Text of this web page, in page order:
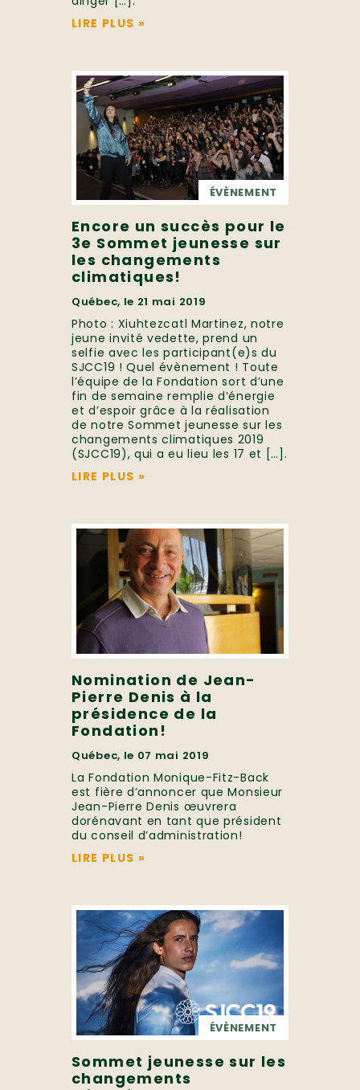
LIRE PLUS »
ÉVÈNEMENT
Encore un succès pour le
3e Sommet jeunesse sur
les changements
climatiques!
Québec, le 21 mai 2019
Photo : Xiuhtezcatl Martinez, notre
jeune invité vedette, prend un
selfie avec les participant(e)s du
SJCC19 ! Quel évènement ! Toute
l’équipe de la Fondation sort d’une
fin de semaine remplie d’énergie
et d’espoir grâce à la réalisation
de notre Sommet jeunesse sur les
changements climatiques 2019
(SJCC19), qui a eu lieu les 17 et […].
LIRE PLUS »
Nomination de Jean-
Pierre Denis à la
présidence de la
Fondation!
Québec, le 07 mai 2019
La Fondation Monique-Fitz-Back
est fière d’annoncer que Monsieur
Jean-Pierre Denis œuvrera
dorénavant en tant que président
du conseil d’administration!
LIRE PLUS »
ÉVÈNEMENT
Sommet jeunesse sur les
changements